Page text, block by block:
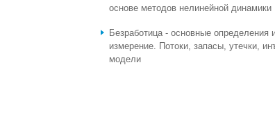
основе методов нелинейной динамики
Безработица - основные определения
измерение. Потоки, запасы, утечки,
модели